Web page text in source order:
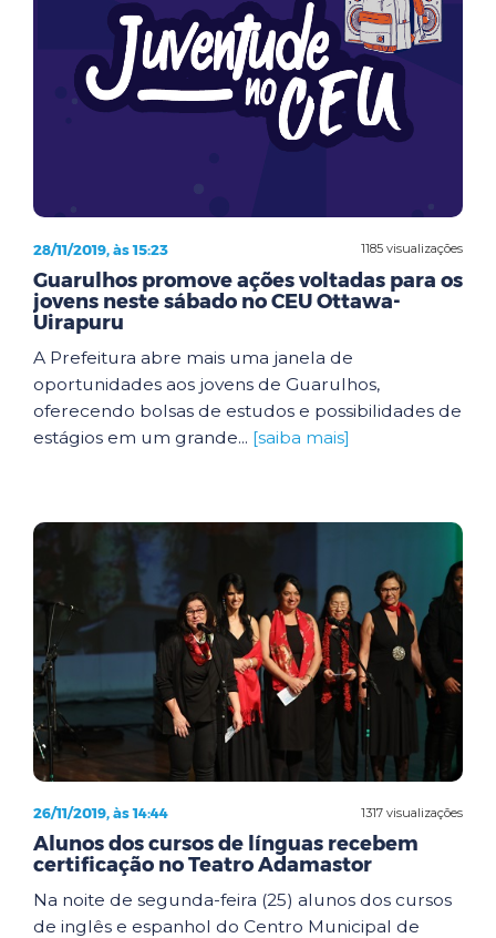
1185 visualizações
28/11/2019, às 15:23
Guarulhos promove ações voltadas para os
jovens neste sábado no CEU Ottawa-
Uirapuru
A Prefeitura abre mais uma janela de
oportunidades aos jovens de Guarulhos,
oferecendo bolsas de estudos e possibilidades de
estágios em um grande... [saiba mais]
1317 visualizações
26/11/2019, às 14:44
Alunos dos cursos de línguas recebem
certificação no Teatro Adamastor
Na noite de segunda-feira (25) alunos dos cursos
de inglês e espanhol do Centro Municipal de